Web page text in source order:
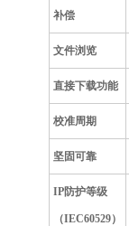
补偿
文件浏览
直接下载功能
校准周期
坚固可靠
IP防护等级
（IEC60529）